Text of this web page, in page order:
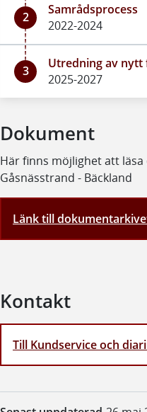
2
Samrådsprocess
2022-2024
3
Utredning av nytt
2025-2027
Dokument
Här finns möjlighet att
Gåsnässtrand - Bäckland
Länk till
Kontakt
Till Kundservice och